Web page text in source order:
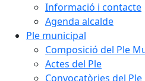
Informació i contacte
Agenda alcalde
Ple municipal
Composició del Ple
Actes del Ple
Convocatòries del